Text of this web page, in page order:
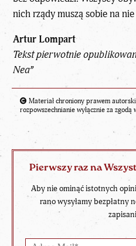
nich rządy muszą sobie na
Artur Lompart
Tekst pierwotnie
Nea”
Materiał chroniony prawem
rozpowszechnianie wyłącznie za zgodą
Pierwszy raz na
Aby nie ominąć istotnych
rano wysyłamy bezpłatny